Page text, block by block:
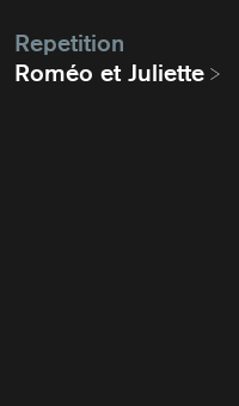
Repetition
Roméo et Juliette